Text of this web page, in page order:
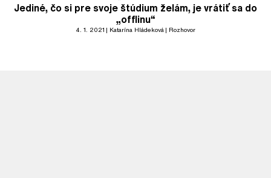
Jediné, čo si pre svoje štúdium želám, je vrátiť sa do
„offlinu“
4. 1. 2021 Katarína Hládeková Rozhovor